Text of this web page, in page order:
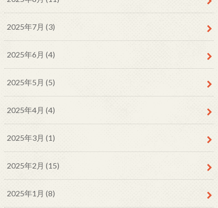
2025年7月 (3)
2025年6月 (4)
2025年5月 (5)
2025年4月 (4)
2025年3月 (1)
2025年2月 (15)
2025年1月 (8)